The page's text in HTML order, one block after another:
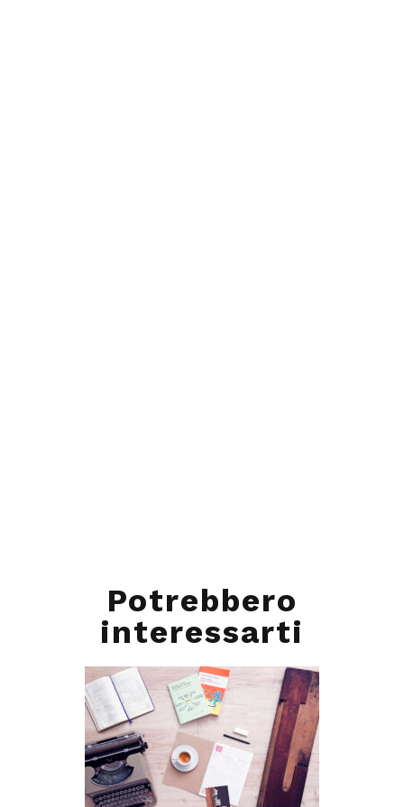
Potrebbero
interessarti